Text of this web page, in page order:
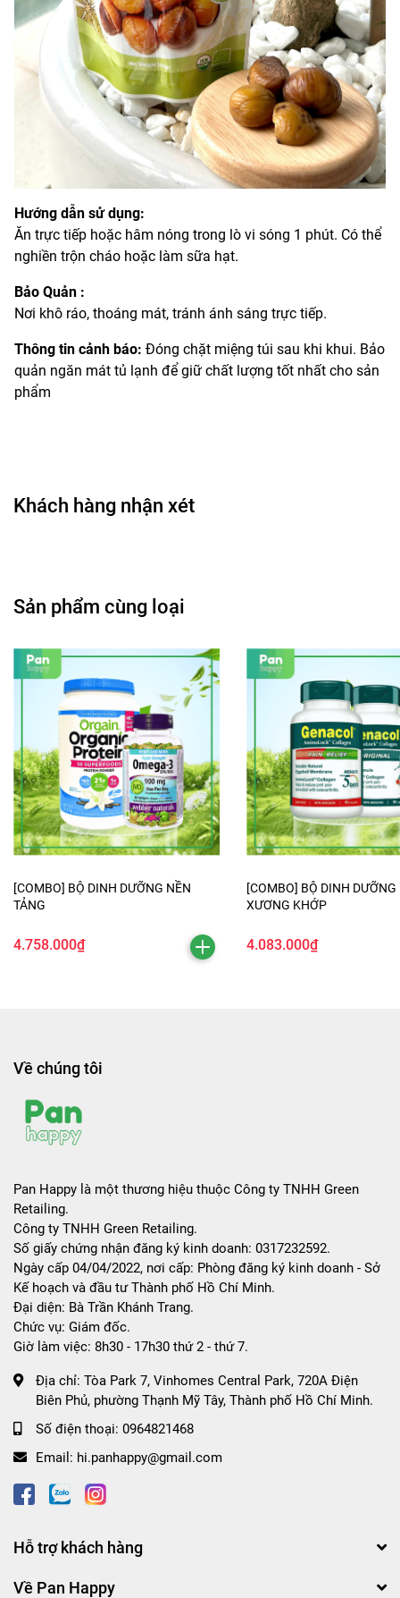
Hướng dẫn sử dụng:
Ăn trực tiếp hoặc hâm nóng trong lò vi sóng 1 phút. Có thể
nghiền trộn cháo hoặc làm sữa hạt.
Bảo Quản :
Nơi khô ráo, thoáng mát, tránh ánh sáng trực tiếp.
Thông tin cảnh báo: Đóng chặt miệng túi sau khi khui. Bảo
quản ngăn mát tủ lạnh để giữ chất lượng tốt nhất cho sản
phẩm
Khách hàng nhận xét
Sản phẩm cùng loại
[COMBO] BỘ DINH DƯỠNG NỀN
TẢNG
4.758.000₫
[COMBO] BỘ DINH DƯỠNG
XƯƠNG KHỚP
4.083.000₫
Về chúng tôi
Pan Happy là một thương hiệu thuộc Công ty TNHH Green
Retailing.
Công ty TNHH Green Retailing.
Số giấy chứng nhận đăng ký kinh doanh: 0317232592.
Ngày cấp 04/04/2022, nơi cấp: Phòng đăng ký kinh doanh - Sở
Kế hoạch và đầu tư Thành phố Hồ Chí Minh.
Đại diện: Bà Trần Khánh Trang.
Chức vụ: Giám đốc.
Giờ làm việc: 8h30 - 17h30 thứ 2 - thứ 7.
Địa chỉ: Tòa Park 7, Vinhomes Central Park, 720A Điện
Biên Phủ, phường Thạnh Mỹ Tây, Thành phố Hồ Chí Minh.
Số điện thoại: 0964821468
Email: hi.panhappy@gmail.com
Hỗ trợ khách hàng
Về Pan Happy